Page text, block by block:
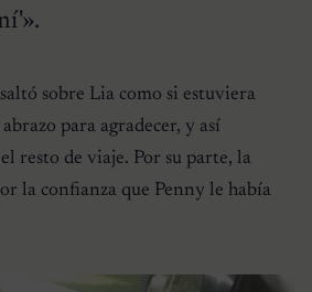
sobre Lia como si estuviera
para agradecer, y así
resto de viaje. Por su parte, la
la confianza que Penny le había